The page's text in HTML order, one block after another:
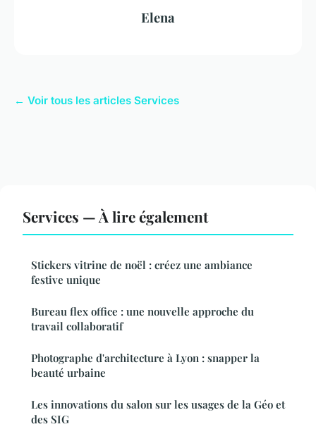
Elena
← Voir tous les articles Services
Services — À lire également
Stickers vitrine de noël : créez une ambiance
festive unique
Bureau flex office : une nouvelle approche du
travail collaboratif
Photographe d'architecture à Lyon : snapper la
beauté urbaine
Les innovations du salon sur les usages de la Géo et
des SIG